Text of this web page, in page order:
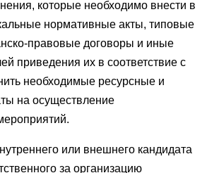
которые необходимо внести в
нормативные акты, типовые
правовые договоры и иные
приведения их в соответствие с
необходимые ресурсные и
на осуществление
или внешнего кандидата
за организацию